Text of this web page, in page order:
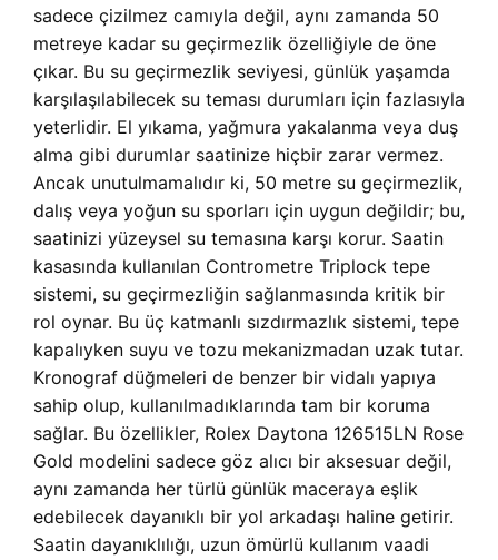
sadece çizilmez camıyla değil, aynı zamanda 50
metreye kadar su geçirmezlik özelliğiyle de öne
çıkar. Bu su geçirmezlik seviyesi, günlük yaşamda
karşılaşılabilecek su teması durumları için fazlasıyla
yeterlidir. El yıkama, yağmura yakalanma veya duş
alma gibi durumlar saatinize hiçbir zarar vermez.
Ancak unutulmamalıdır ki, 50 metre su geçirmezlik,
dalış veya yoğun su sporları için uygun değildir; bu,
saatinizi yüzeysel su temasına karşı korur. Saatin
kasasında kullanılan Contrometre Triplock tepe
sistemi, su geçirmezliğin sağlanmasında kritik bir
rol oynar. Bu üç katmanlı sızdırmazlık sistemi, tepe
kapalıyken suyu ve tozu mekanizmadan uzak tutar.
Kronograf düğmeleri de benzer bir vidalı yapıya
sahip olup, kullanılmadıklarında tam bir koruma
sağlar. Bu özellikler, Rolex Daytona 126515LN Rose
Gold modelini sadece göz alıcı bir aksesuar değil,
aynı zamanda her türlü günlük maceraya eşlik
edebilecek dayanıklı bir yol arkadaşı haline getirir.
Saatin dayanıklılığı, uzun ömürlü kullanım vaadi